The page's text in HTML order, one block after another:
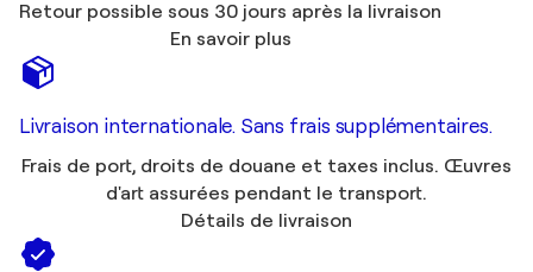
Retour possible sous 30 jours après la livraison
En savoir plus
Livraison internationale. Sans frais supplémentaires.
Frais de port, droits de douane et taxes inclus. Œuvres
d'art assurées pendant le transport.
Détails de livraison